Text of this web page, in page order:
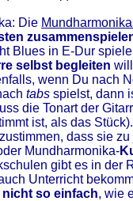
Die
Blues in E-Dur
selbst begleiten
wenn Du nach
tabs spielst, dann
die Tonart der
ist, als das
dass sie
Mundharmonika-
gibt es in der
Unterricht
nicht so einfach, wie